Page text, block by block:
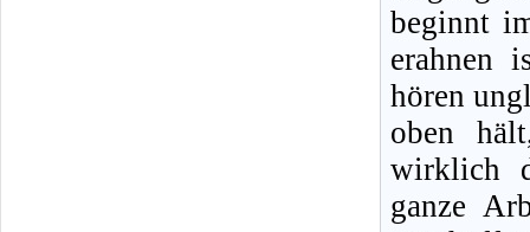
beginnt
erahnen
hören
oben
wirklich
ganze